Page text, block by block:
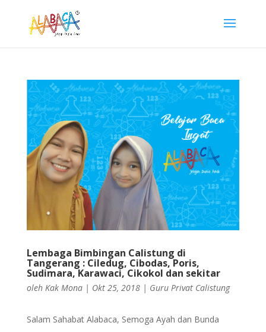
Lembaga Bimbingan Calistung di
Tangerang : Ciledug, Cibodas, Poris,
Sudimara, Karawaci, Cikokol dan sekitar
oleh Kak Mona| Okt 25, 2018| Guru Privat Calistung
Salam Sahabat Alabaca, Semoga Ayah dan Bunda